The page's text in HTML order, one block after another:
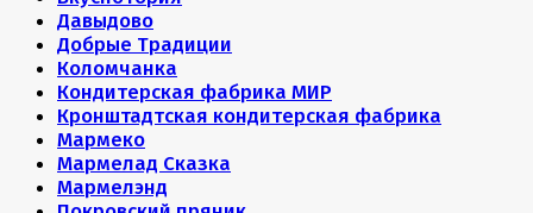
Давыдово
Добрые Традиции
Коломчанка
Кондитерская фабрика МИР
Кронштадтская кондитерская фабрика
Мармеко
Мармелад Сказка
Мармелэнд